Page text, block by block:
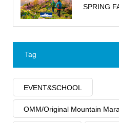
SPRING
Tag
EVENT&SCHOOL
OMM/Original Mountain